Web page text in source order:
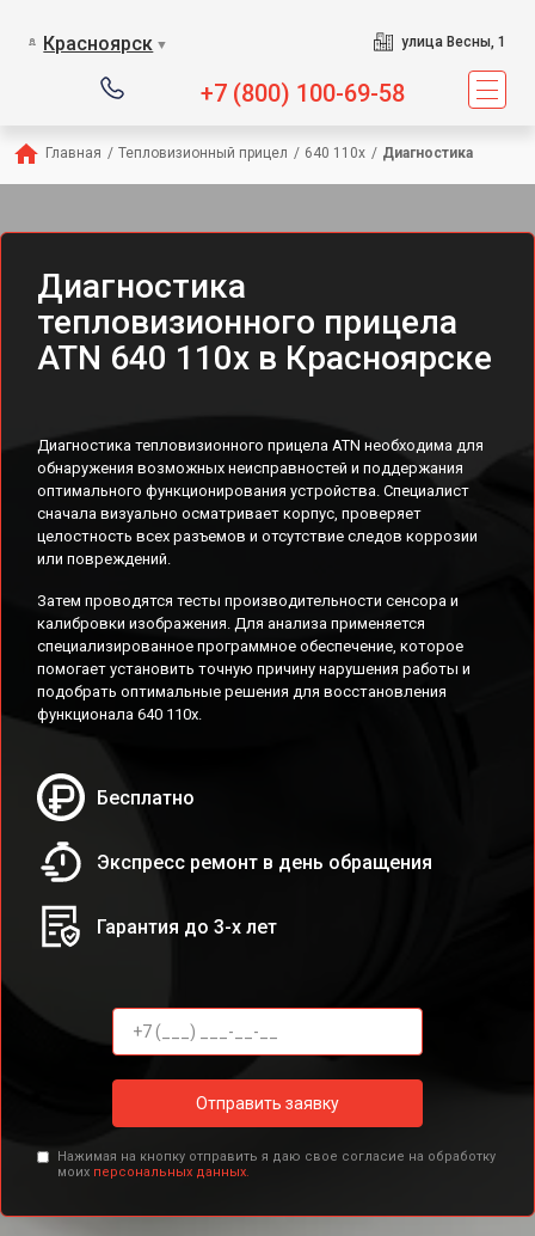
Красноярск ▼ улица Весны, 1
+7 (800) 100-69-58
Главная / Тепловизионный прицел / 640 110x / Диагностика
Диагностика
тепловизионного прицела
ATN 640 110x в Красноярске
Диагностика тепловизионного прицела ATN необходима для
обнаружения возможных неисправностей и поддержания
оптимального функционирования устройства. Специалист
сначала визуально осматривает корпус, проверяет
целостность всех разъемов и отсутствие следов коррозии
или повреждений.
Затем проводятся тесты производительности сенсора и
калибровки изображения. Для анализа применяется
специализированное программное обеспечение, которое
помогает установить точную причину нарушения работы и
подобрать оптимальные решения для восстановления
функционала 640 110x.
Бесплатно
Экспресс ремонт в день обращения
Гарантия до 3-х лет
Отправить заявку
Нажимая на кнопку отправить я даю свое согласие на обработку
моих персональных данных.